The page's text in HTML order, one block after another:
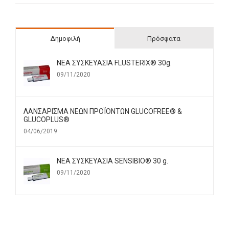
Δημοφιλή Πρόσφατα
ΝΕΑ ΣΥΣΚΕΥΑΣΙΑ FLUSTERIX® 30g.
09/11/2020
ΛΑΝΣΑΡΙΣΜΑ ΝΕΩΝ ΠΡΟΪΟΝΤΩΝ GLUCOFREE® &
GLUCOPLUS®
04/06/2019
ΝΕΑ ΣΥΣΚΕΥΑΣΙΑ SENSIBIO® 30 g.
09/11/2020